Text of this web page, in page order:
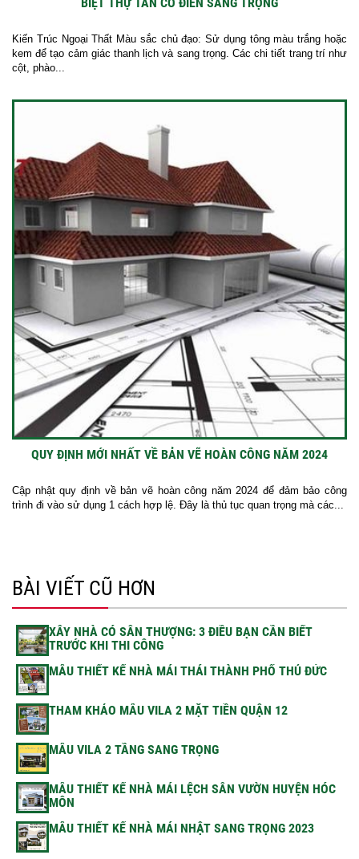
Kiến Trúc Ngoại Thất Màu sắc chủ đạo: Sử dụng tông màu trắng hoặc
kem để tạo cảm giác thanh lịch và sang trọng. Các chi tiết trang trí như
cột, phào...
QUY ĐỊNH MỚI NHẤT VỀ BẢN VẼ HOÀN CÔNG NĂM 2024
Cập nhật quy định về bản vẽ hoàn công năm 2024 để đảm bảo công
trình đi vào sử dụng 1 cách hợp lệ. Đây là thủ tục quan trọng mà các...
BÀI VIẾT CŨ HƠN
XÂY NHÀ CÓ SÂN THƯỢNG: 3 ĐIỀU BẠN CẦN BIẾT
TRƯỚC KHI THI CÔNG
MẪU THIẾT KẾ NHÀ MÁI THÁI THÀNH PHỐ THỦ ĐỨC
THAM KHẢO MẪU VILA 2 MẶT TIỀN QUẬN 12
MẪU VILA 2 TẦNG SANG TRỌNG
MẪU THIẾT KẾ NHÀ MÁI LỆCH SÂN VƯỜN HUYỆN HÓC
MÔN
MẪU THIẾT KẾ NHÀ MÁI NHẬT SANG TRỌNG 2023